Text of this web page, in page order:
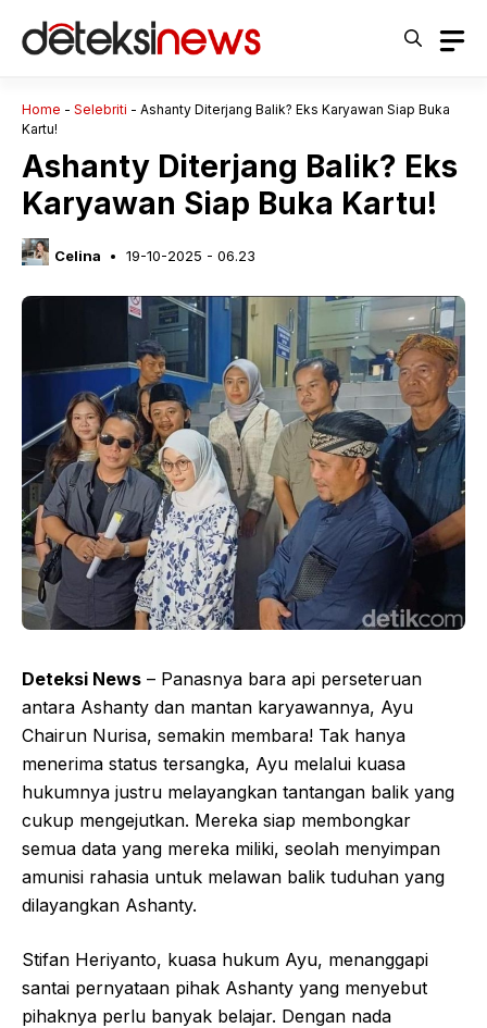
Home - Selebriti - Ashanty Diterjang Balik? Eks Karyawan Siap Buka
Kartu!
Ashanty Diterjang Balik? Eks
Karyawan Siap Buka Kartu!
Celina 19-10-2025 - 06.23
Deteksi News – Panasnya bara api perseteruan
antara Ashanty dan mantan karyawannya, Ayu
Chairun Nurisa, semakin membara! Tak hanya
menerima status tersangka, Ayu melalui kuasa
hukumnya justru melayangkan tantangan balik yang
cukup mengejutkan. Mereka siap membongkar
semua data yang mereka miliki, seolah menyimpan
amunisi rahasia untuk melawan balik tuduhan yang
dilayangkan Ashanty.
Stifan Heriyanto, kuasa hukum Ayu, menanggapi
santai pernyataan pihak Ashanty yang menyebut
pihaknya perlu banyak belajar. Dengan nada